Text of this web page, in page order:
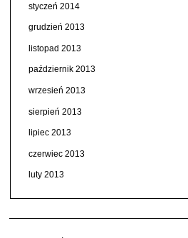
styczeń 2014
grudzień 2013
listopad 2013
październik 2013
wrzesień 2013
sierpień 2013
lipiec 2013
czerwiec 2013
luty 2013